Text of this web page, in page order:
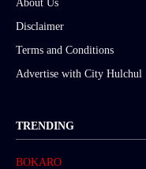
About Us
Disclaimer
Terms and Conditions
Advertise with City Hulchul
TRENDING
BOKARO